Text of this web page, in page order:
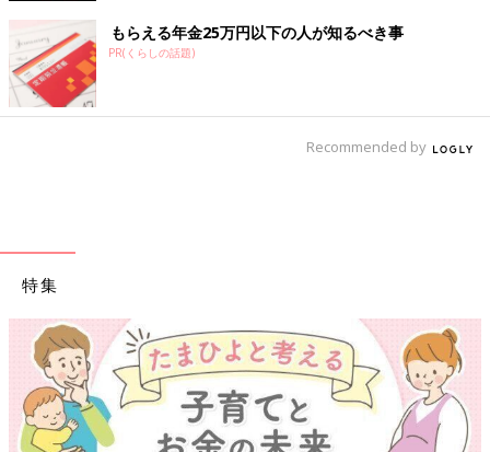
もらえる年金25万円以下の人が知るべき事
PR(くらしの話題)
Recommended by
特集